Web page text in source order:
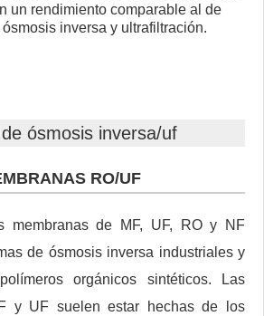
un rendimiento comparable al de
inversa y ultrafiltración.
ósmosis inversa/uf
RO/UF
membranas de MF, UF, RO y NF
de ósmosis inversa industriales y
orgánicos sintéticos. Las
y UF suelen estar hechas de los